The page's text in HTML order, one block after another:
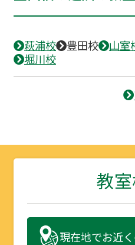
萩浦校 豊田校 山室
堀川校
教
現在地でお近